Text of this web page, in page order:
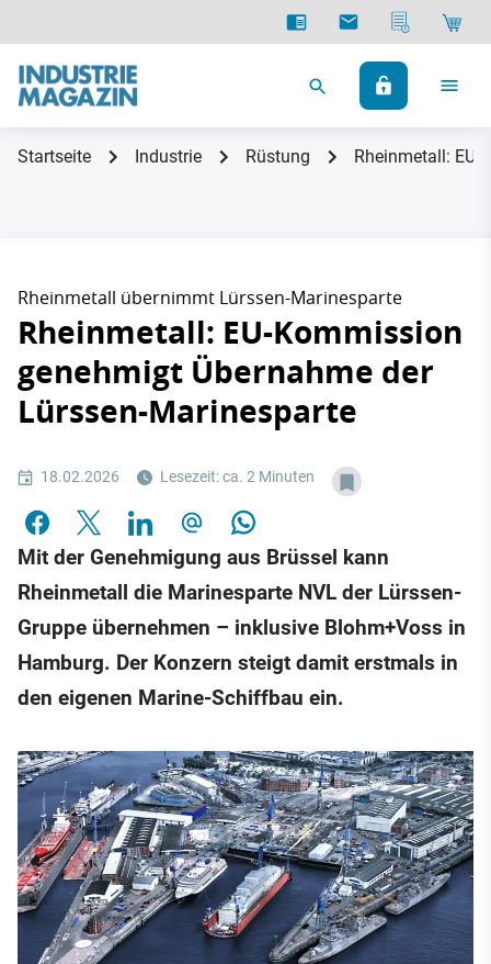
Startseite Industrie Rüstung Rheinmetall: EU-
Rheinmetall übernimmt Lürssen-Marinesparte
Rheinmetall: EU-Kommission
genehmigt Übernahme der
Lürssen-Marinesparte
18.02.2026 Lesezeit: ca. 2 Minuten
Mit der Genehmigung aus Brüssel kann
Rheinmetall die Marinesparte NVL der Lürssen-
Gruppe übernehmen – inklusive Blohm+Voss in
Hamburg. Der Konzern steigt damit erstmals in
den eigenen Marine-Schiffbau ein.